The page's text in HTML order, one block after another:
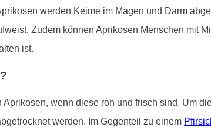
werden Keime im Magen und Darm
Zudem können Aprikosen Menschen mit
ist.
Aprikosen, wenn diese roh und frisch sind. Um
werden. Im Gegenteil zu einem